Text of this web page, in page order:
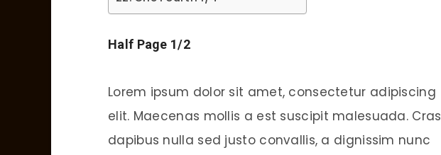
Half Page 1/2
Lorem ipsum dolor sit amet, consectetur adipiscing
elit. Maecenas mollis a est suscipit malesuada. Cras
dapibus nulla sed justo convallis, a dignissim nunc